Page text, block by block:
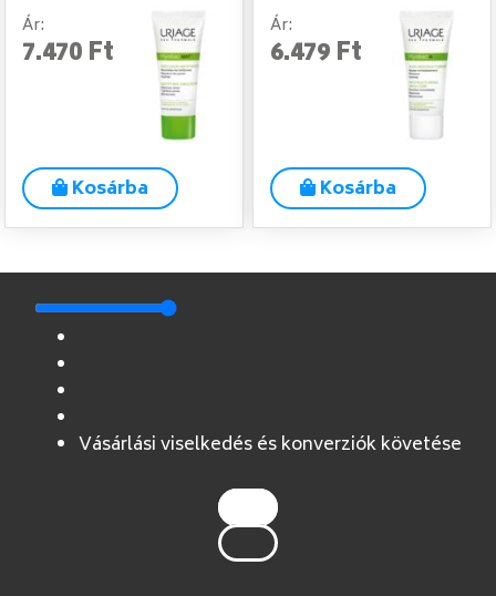
Ár:
7.470 Ft
Kosárba
Ár:
6.479 Ft
Kosárba
Vásárlási viselkedés és konverziók követése